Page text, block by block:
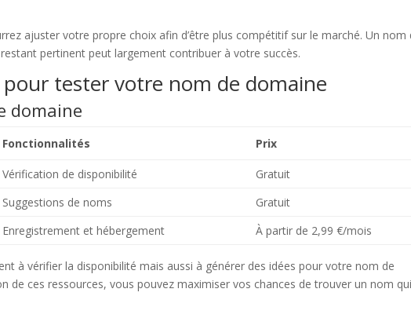
ajuster votre propre choix afin d’être plus compétitif sur le marché. Un nom
pertinent peut largement contribuer à votre succès.
tester votre nom de domaine
domaine
Fonctionnalités Prix
Vérification de disponibilité
Gratuit
Suggestions de noms
Gratuit
Enregistrement et hébergement À partir de 2,99 €/mois
à vérifier la disponibilité mais aussi à générer des idées pour votre nom de
de ces ressources, vous pouvez maximiser vos chances de trouver un nom qui